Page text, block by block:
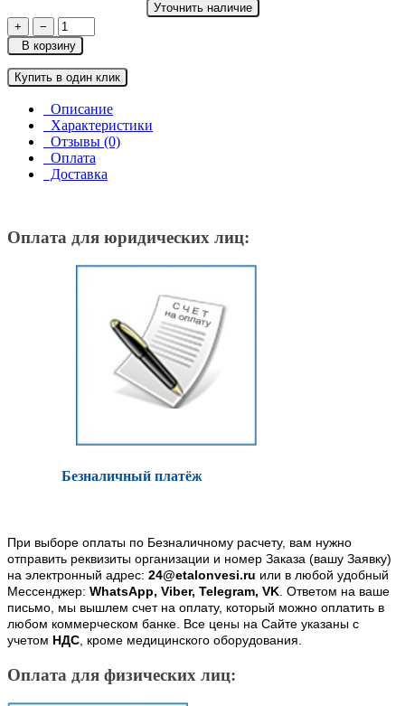
Уточнить наличие
+
−
В корзину
Купить в один клик
Описание
Характеристики
Отзывы (0)
Оплата
Доставка
Оплата для юридических лиц:
Безналичный платёж
При выборе оплаты по Безналичному расчету, вам нужно
отправить реквизиты организации и номер Заказа (вашу Заявку)
на электронный адрес: 24@etalonvesi.ru или в любой удобный
Мессенджер: WhatsApp, Viber, Telegram, VK. Ответом на ваше
письмо, мы вышлем счет на оплату, который можно оплатить в
любом коммерческом банке. Все цены на Сайте указаны с
учетом НДС, кроме медицинского оборудования.
Оплата для физических лиц: